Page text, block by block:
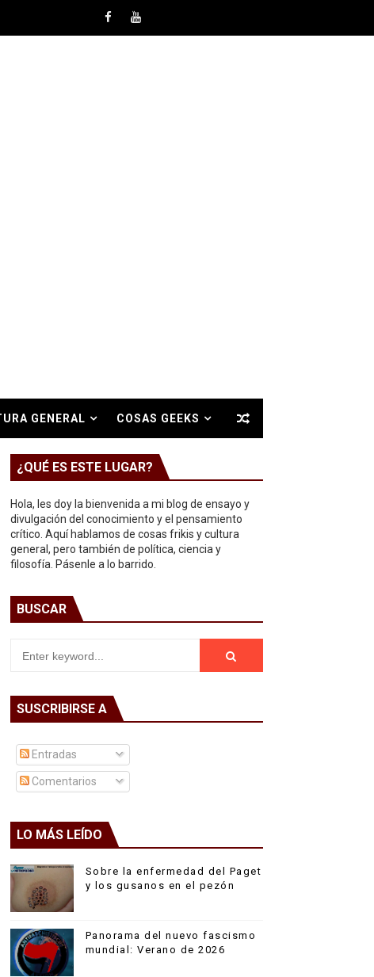
GENERAL COSAS GEEKS
¿QUÉ ES ESTE LUGAR?
Hola, les doy la bienvenida a mi blog de ensayo y
divulgación del conocimiento y el pensamiento
crítico. Aquí hablamos de cosas frikis y cultura
general, pero también de política, ciencia y
filosofía. Pásenle a lo barrido.
BUSCAR
SUSCRIBIRSE A
Entradas
Comentarios
LO MÁS LEÍDO
Sobre la enfermedad del Paget
y los gusanos en el pezón
Panorama del nuevo fascismo
mundial: Verano de 2026